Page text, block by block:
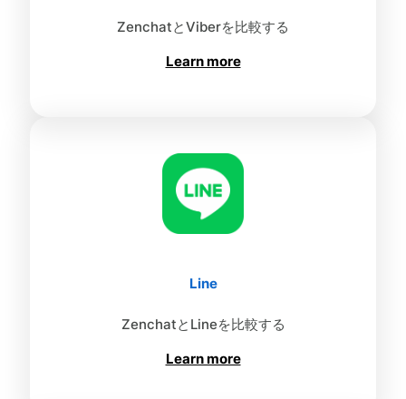
ZenchatとViberを比較する
Learn more
Line
ZenchatとLineを比較する
Learn more